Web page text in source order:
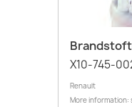
X10-745-
Renault
More information: